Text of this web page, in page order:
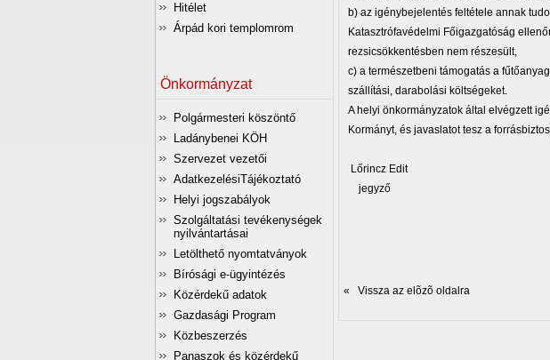
Hitélet
Árpád kori templomrom
Önkormányzat
Polgármesteri köszöntő
Ladánybenei KÖH
Szervezet vezetői
AdatkezelésiTájékoztató
Helyi jogszabályok
Szolgáltatási tevékenységek
nyilvántartásai
Letölthető nyomtatványok
Bírósági e-ügyintézés
Közérdekű adatok
Gazdasági Program
Közbeszerzés
Panaszok és közérdekű
b) az igénybejelentés feltétele annak
Katasztrófavédelmi Főigazgatóság
rezsicsökkentésben nem részesült,
c) a természetbeni támogatás a
szállítási, darabolási költségeket.
A helyi önkormányzatok által elvégzett
Kormányt, és javaslatot tesz a
Lőrincz Edit
jegyző
« Vissza az elõzõ oldalra